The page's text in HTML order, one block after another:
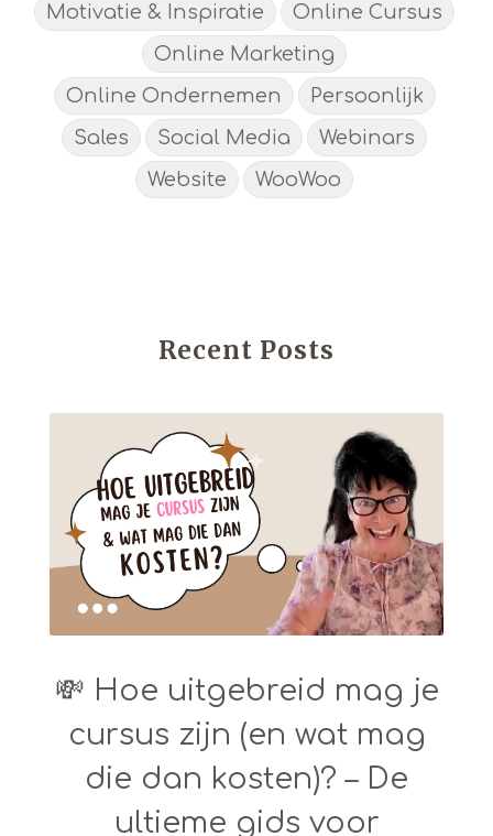
Motivatie & Inspiratie
Online Cursus
Online Marketing
Online Ondernemen
Persoonlijk
Sales
Social Media
Webinars
Website
WooWoo
Recent Posts
💸 Hoe uitgebreid mag je
cursus zijn (en wat mag
die dan kosten)? – De
ultieme gids voor